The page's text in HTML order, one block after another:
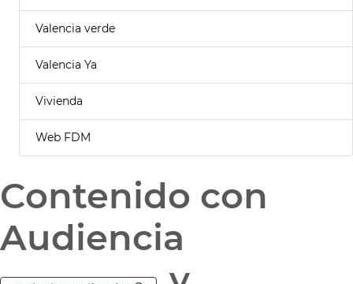
Valencia verde
Valencia Ya
Vivienda
Web FDM
Contenido con
Audiencia